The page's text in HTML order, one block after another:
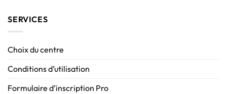
SERVICES
Choix du centre
Conditions d’utilisation
Formulaire d’inscription Pro